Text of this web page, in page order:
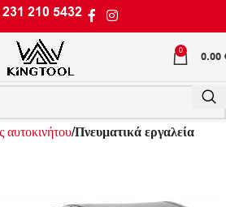
210 5432
0 0.00
αυτοκινήτουΠνευματικά εργαλεία